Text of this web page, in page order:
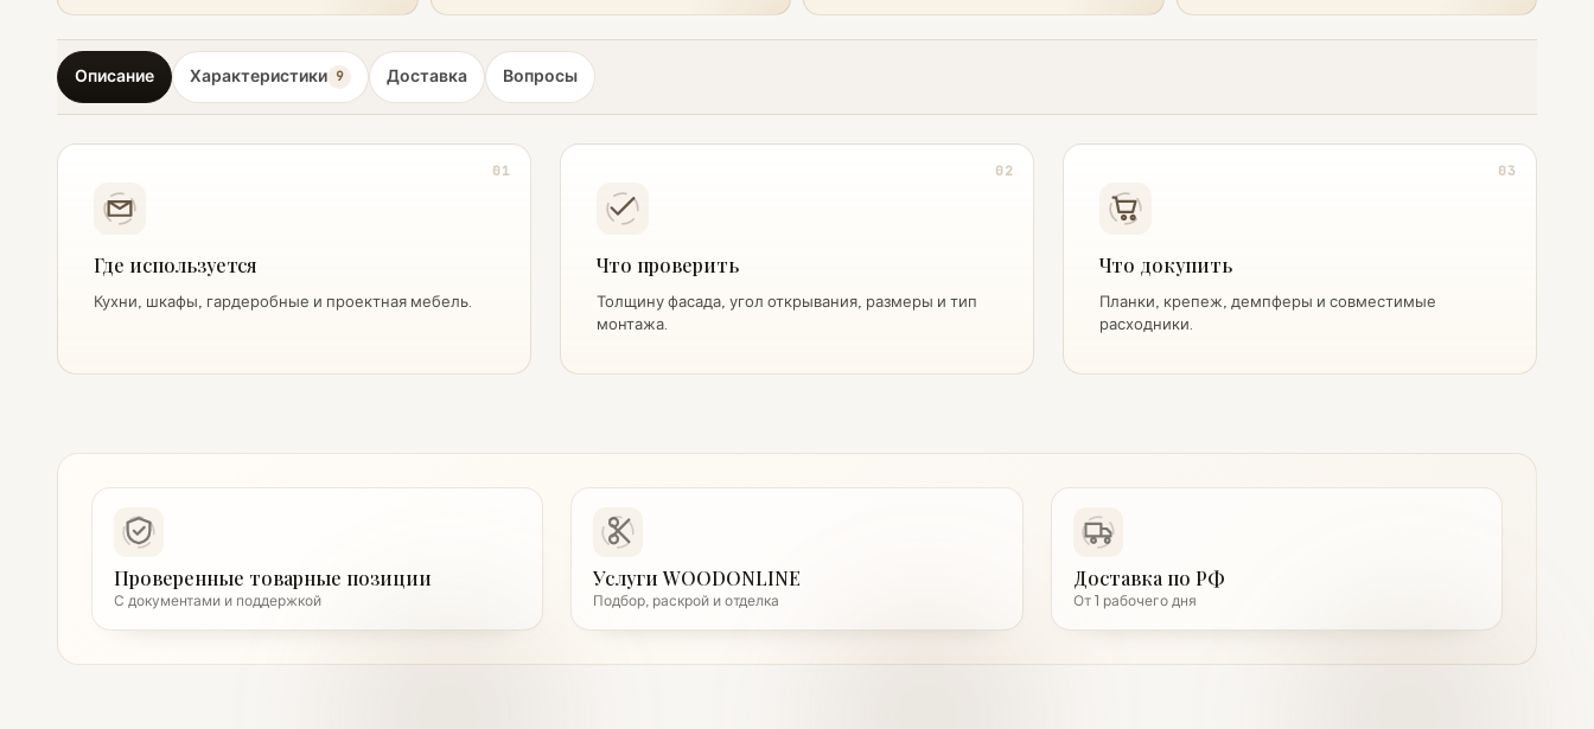
Описание Характеристики 9 Доставка Вопросы
01
Где используется
Кухни, шкафы, гардеробные и проектная мебель.
02
Что проверить
Толщину фасада, угол открывания, размеры и тип
монтажа.
03
Что докупить
Планки, крепеж, демпферы и совместимые
расходники.
Проверенные товарные позиции
С документами и поддержкой
Услуги WOODONLINE
Подбор, раскрой и отделка
Доставка по РФ
От 1 рабочего дня